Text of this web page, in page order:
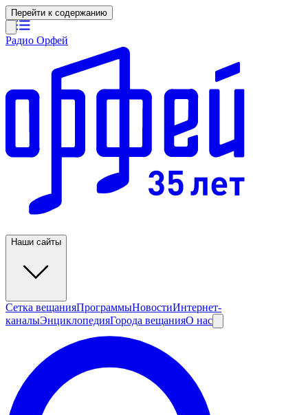
Перейти к содержанию
Радио Орфей
Наши сайты
Сетка вещанияПрограммыНовостиИнтернет-
каналыЭнциклопедияГорода вещанияО нас